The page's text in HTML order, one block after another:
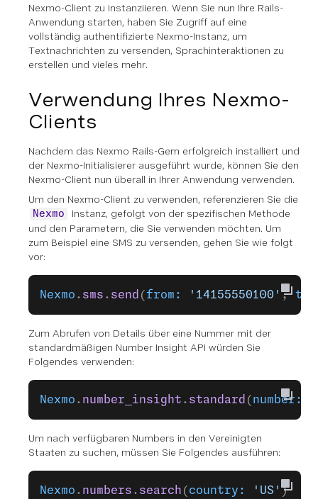
Nexmo-Client zu instanziieren. Wenn Sie nun Ihre Rails-
Anwendung starten, haben Sie Zugriff auf eine
vollständig authentifizierte Nexmo-Instanz, um
Textnachrichten zu versenden, Sprachinteraktionen zu
erstellen und vieles mehr.
Verwendung Ihres Nexmo-
Clients
Nachdem das Nexmo Rails-Gem erfolgreich installiert und
der Nexmo-Initialisierer ausgeführt wurde, können Sie den
Nexmo-Client nun überall in Ihrer Anwendung verwenden.
Um den Nexmo-Client zu verwenden, referenzieren Sie die
Nexmo
Instanz, gefolgt von der spezifischen Methode
und den Parametern, die Sie verwenden möchten. Um
zum Beispiel eine SMS zu versenden, gehen Sie wie folgt
vor:
Nexmo . sms . send (from: '14155550100' , to:
Zum Abrufen von Details über eine Nummer mit der
standardmäßigen Number Insight API würden Sie
Folgendes verwenden:
Nexmo . number_insight . standard ( number:
Um nach verfügbaren Numbers in den Vereinigten
Staaten zu suchen, müssen Sie Folgendes ausführen:
Nexmo . numbers . search ( country: 'US' )